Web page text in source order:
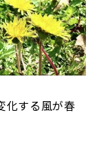
化する風が春